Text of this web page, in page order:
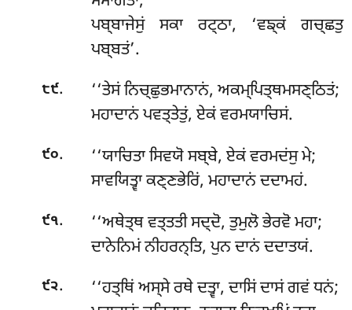
ਪਬ੍ਬਾਜੇਸੁਂ ਸਕਾ ਰਟ੍ਠਾ, ‘ਵਙ੍ਕਂ ਗਚ੍ਛਤੁ
ਪਬ੍ਬਤਂ’.
੮੯.
‘‘ਤੇਸਂ ਨਿਚ੍ਛੁਭਮਾਨਾਨਂ, ਅਕਮ੍ਪਿਤ੍ਥਮਸਣ੍ਠਿਤਂ;
ਮਹਾਦਾਨਂ ਪਵਤ੍ਤੇਤੁਂ, ਏਕਂ ਵਰਮਯਾਚਿਸਂ.
੯੦. ‘‘ਯਾਚਿਤਾਸਿਵਯੋ ਸਬ੍ਬੇ, ਏਕਂ ਵਰਮਦਂਸੁ ਮੇ;
ਸਾਵਯਿਤ੍ਵਾ ਕਣ੍ਣਭੇਰਿਂ, ਮਹਾਦਾਨਂ ਦਦਾਮਹਂ.
੯੧.
‘‘ਅਥੇਤ੍ਥ ਵਤ੍ਤਤੀ ਸਦ੍ਦੋ, ਤੁਮੁਲੋ ਭੇਰਵੋ ਮਹਾ;
ਦਾਨੇਨਿਮਂ ਨੀਹਰਨ੍ਤਿ, ਪੁਨ ਦਾਨਂ ਦਦਾਤਯਂ.
੯੨. ‘‘ਹਤ੍ਥਿਂਅਸ੍ਸੇ ਰਥੇ ਦਤ੍ਵਾ, ਦਾਸਿਂ ਦਾਸਂ ਗਵਂ ਧਨਂ;